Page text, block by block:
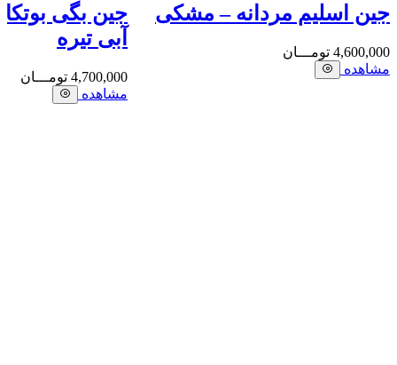
جین اسلیم مردانه – مشکی
4,600,000 تومـــان
مشاهده
جین بگی
آبی تیره
4,700,000 تومـــان
مشاهده